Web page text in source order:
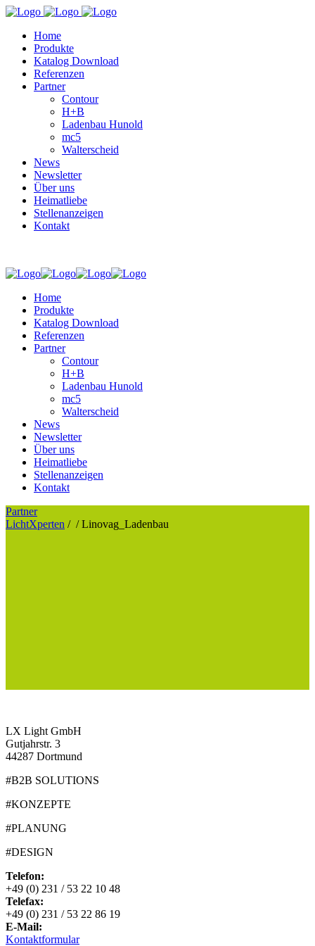
Home
Produkte
Katalog Download
Referenzen
Partner
Contour
H+B
Ladenbau Hunold
mc5
Walterscheid
News
Newsletter
Über uns
Heimatliebe
Stellenanzeigen
Kontakt
Home
Produkte
Katalog Download
Referenzen
Partner
Contour
H+B
Ladenbau Hunold
mc5
Walterscheid
News
Newsletter
Über uns
Heimatliebe
Stellenanzeigen
Kontakt
Partner
LichtXperten / /Linovag_Ladenbau
LX Light GmbH
Gutjahrstr. 3
44287 Dortmund
#B2B SOLUTIONS
#KONZEPTE
#PLANUNG
#DESIGN
Telefon:
+49 (0) 231 / 53 22 10 48
Telefax:
+49 (0) 231 / 53 22 86 19
E-Mail:
Kontaktformular